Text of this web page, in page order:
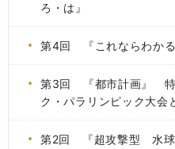
ろ・は』
第4回 『これならわかる
第3回 『都市計画』 特
ク・パラリンピック大会
第2回 『超攻撃型 水球